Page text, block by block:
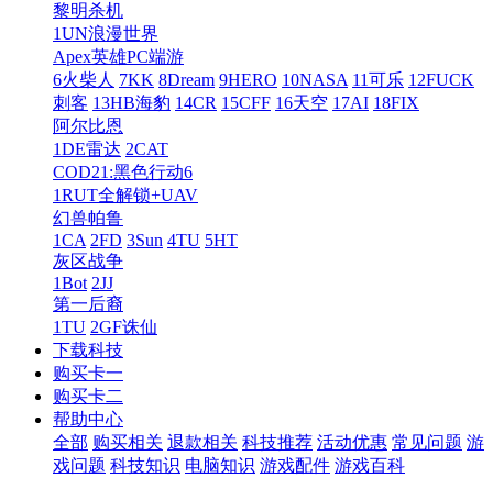
黎明杀机
1UN浪漫世界
Apex英雄PC端游
6火柴人 7KK 8Dream 9HERO 10NASA 11可乐 12FUCK
刺客 13HB海豹 14CR 15CFF 16天空 17AI 18FIX
阿尔比恩
1DE雷达 2CAT
COD21:黑色行动6
1RUT全解锁+UAV
幻兽帕鲁
1CA 2FD 3Sun 4TU 5HT
灰区战争
1Bot 2JJ
第一后裔
1TU 2GF诛仙
下载科技
购买卡一
购买卡二
帮助中心
全部 购买相关 退款相关 科技推荐 活动优惠 常见问题 游
戏问题 科技知识 电脑知识 游戏配件 游戏百科